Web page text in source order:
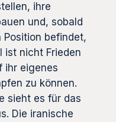
ihre
und, sobald
befindet,
ist nicht Frieden
ihr eigenes
zu können.
sieht es für das
Die iranische